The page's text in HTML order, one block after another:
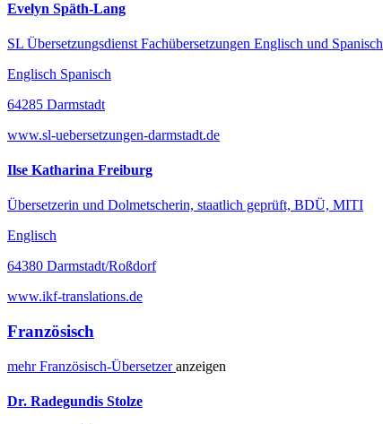
Evelyn Späth-Lang
SL Übersetzungsdienst Fachübersetzungen Englisch und Spanisch
Englisch Spanisch
64285 Darmstadt
www.sl-uebersetzungen-darmstadt.de
Ilse Katharina Freiburg
Übersetzerin und Dolmetscherin, staatlich geprüft, BDÜ, MITI
Englisch
64380 Darmstadt/Roßdorf
www.ikf-translations.de
Französisch
mehrFranzösisch-Übersetzeranzeigen
Dr. Radegundis Stolze